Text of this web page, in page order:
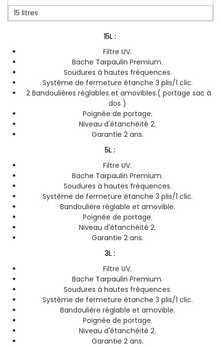
15 litres
15L :
Filtre UV.
Bache Tarpaulin Premium.
Soudures à hautes fréquences.
Système de fermeture étanche 3 plis/1 clic.
2 Bandoulières réglables et amovibles.( portage sac à
dos )
Poignée de portage.
Niveau d'étanchéité 2.
Garantie 2 ans.
5L :
Filtre UV.
Bache Tarpaulin Premium.
Soudures à hautes fréquences.
Système de fermeture étanche 3 plis/1 clic.
Bandoulière réglable et amovible.
Poignée de portage.
Niveau d'étanchéité 2.
Garantie 2 ans.
3L :
Filtre UV.
Bache Tarpaulin Premium.
Soudures à hautes fréquences.
Système de fermeture étanche 3 plis/1 clic.
Bandoulière réglable et amovible.
Poignée de portage.
Niveau d'étanchéité 2.
Garantie 2 ans.